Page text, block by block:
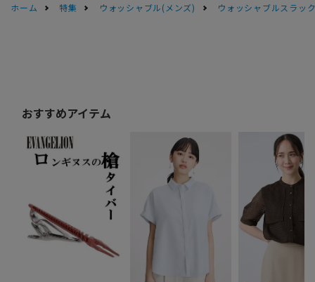
ホーム
特集 ウォッシャブル(メンズ) ウォッシャブルスラッ